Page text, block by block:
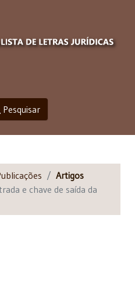
Pesquisar
Artigos
e chave de saída da